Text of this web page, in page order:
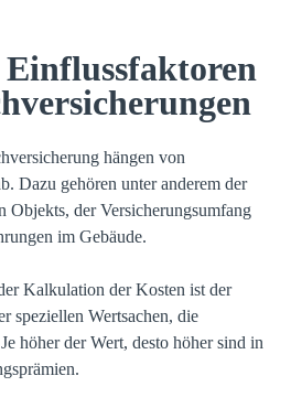
hängen von
Dazu gehören unter anderem der
Objekts, der Versicherungsumfang
im Gebäude.
Kalkulation der Kosten ist der
speziellen Wertsachen, die
höher der Wert, desto höher sind in